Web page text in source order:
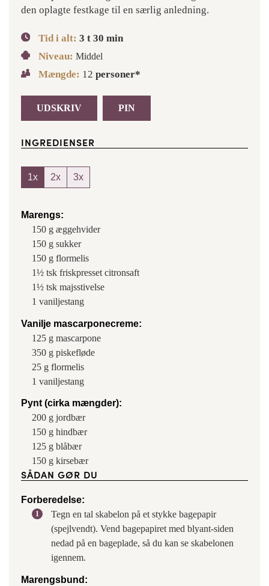
den oplagte festkage til en særlig anledning.
Tid i alt: 3 t 30 min
Niveau: Middel
Mængde: 12 personer*
UDSKRIV PIN
INGREDIENSER
1x 2x 3x
Marengs:
150 g æggehvider
150 g sukker
150 g flormelis
1½ tsk friskpresset citronsaft
1½ tsk majsstivelse
1 vaniljestang
Vanilje mascarponecreme:
125 g mascarpone
350 g piskefløde
25 g flormelis
1 vaniljestang
Pynt (cirka mængder):
200 g jordbær
150 g hindbær
125 g blåbær
150 g kirsebær
SÅDAN GØR DU
Forberedelse:
Tegn en tal skabelon på et stykke bagepapir
(spejlvendt). Vend bagepapiret med blyant-siden
nedad på en bageplade, så du kan se skabelonen
igennem.
Marengsbund: